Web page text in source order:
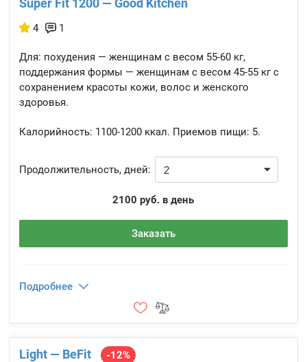
Super Fit 1200 — Good Kitchen
4 1
Для: похудения — женщинам с весом 55-60 кг,
поддержания формы — женщинам с весом 45-55 кг с
сохранением красоты кожи, волос и женского
здоровья.
Калорийность: 1100-1200 ккал. Приемов пищи: 5.
Продолжительность, дней:
2100 руб. в день
Заказать
Подробнее
Light — BeFit
-12%